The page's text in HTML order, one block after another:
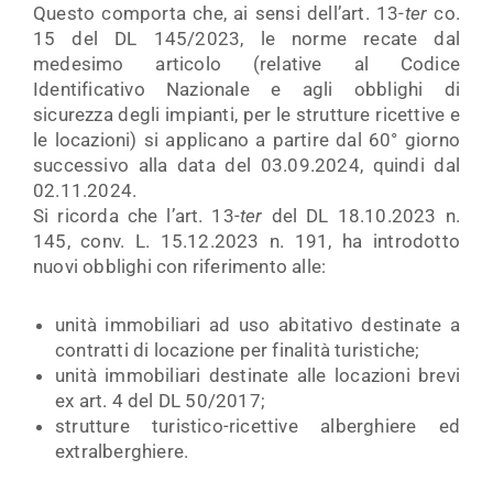
Questo comporta che, ai sensi dell’art. 13-ter co.
15 del DL 145/2023, le norme recate dal
medesimo articolo (relative al Codice
Identificativo Nazionale e agli obblighi di
sicurezza degli impianti, per le strutture ricettive e
le locazioni) si applicano a partire dal 60° giorno
successivo alla data del 03.09.2024, quindi dal
02.11.2024.
Si ricorda che l’art. 13-ter del DL 18.10.2023 n.
145, conv. L. 15.12.2023 n. 191, ha introdotto
nuovi obblighi con riferimento alle:
unità immobiliari ad uso abitativo destinate a
contratti di locazione per finalità turistiche;
unità immobiliari destinate alle locazioni brevi
ex art. 4 del DL 50/2017;
strutture turistico-ricettive alberghiere ed
extralberghiere.